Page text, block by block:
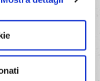
a